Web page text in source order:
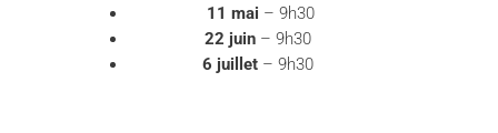
11 mai – 9h30
22 juin – 9h30
6 juillet – 9h30